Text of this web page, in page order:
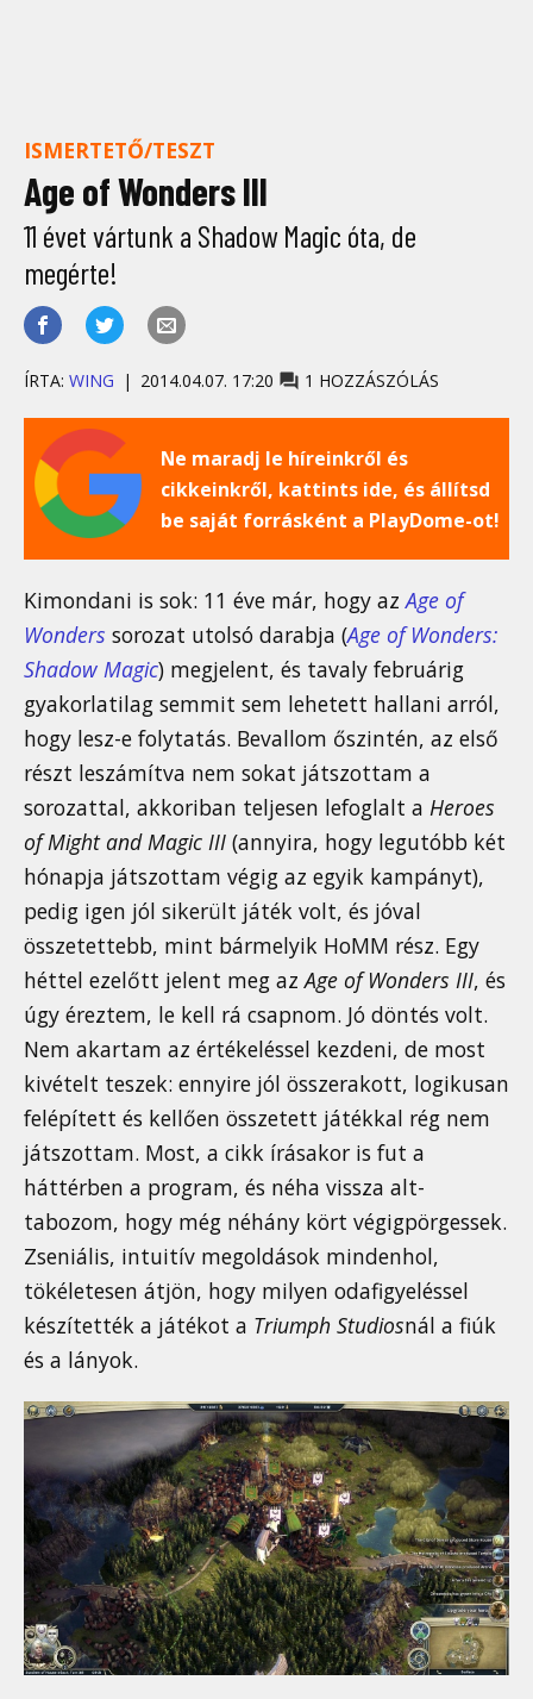
ISMERTETŐ/TESZT
Age of Wonders III
11 évet vártunk a Shadow Magic óta, de
megérte!
ÍRTA: WING 2014.04.07. 17:20 1 HOZZÁSZÓLÁS
Ne maradj le híreinkről és
cikkeinkről, kattints ide, és állítsd
be saját forrásként a PlayDome-ot!
Kimondani is sok: 11 éve már, hogy azAge of
Wonders sorozat utolsó darabja (Age of Wonders:
Shadow Magic) megjelent, és tavaly februárig
gyakorlatilag semmit sem lehetett hallani arról,
hogy lesz-e folytatás. Bevallom őszintén, az első
részt leszámítva nem sokat játszottam a
sorozattal, akkoriban teljesen lefoglalt a Heroes
of Might and Magic III (annyira, hogy legutóbb két
hónapja játszottam végig az egyik kampányt),
pedig igen jól sikerült játék volt, és jóval
összetettebb, mint bármelyik HoMM rész. Egy
héttel ezelőtt jelent meg azAge of Wonders III, és
úgy éreztem, le kell rá csapnom. Jó döntés volt.
Nem akartam az értékeléssel kezdeni, de most
kivételt teszek: ennyire jól összerakott, logikusan
felépített és kellően összetett játékkal rég nem
játszottam. Most, a cikk írásakor is fut a
háttérben a program, és néha vissza alt-
tabozom, hogy még néhány kört végigpörgessek.
Zseniális, intuitív megoldások mindenhol,
tökéletesen átjön, hogy milyen odafigyeléssel
készítették a játékot a Triumph Studiosnál a fiúk
és a lányok.